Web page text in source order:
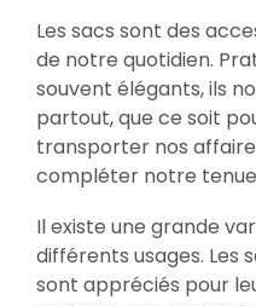
Les sacs sont des
de notre quotidien.
souvent élégants, ils
partout, que ce soit
transporter nos
compléter notre
Il existe une grande
différents usages. Les
sont appréciés pour